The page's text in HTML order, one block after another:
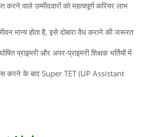
वाले उम्मीदवारों को महत्वपूर्ण करियर लाभ
मान्य होता है, इसे दोबारा वैध कराने की जरूरत
प्राइमरी और अपर-प्राइमरी शिक्षक भर्तियों में
करने के बाद Super TET (UP Assistant